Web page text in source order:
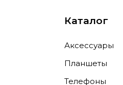
Каталог
Аксессуары
Планшеты
Телефоны